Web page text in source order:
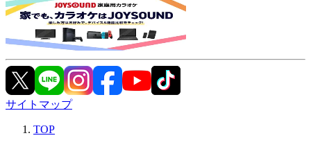
サイトマップ
TOP